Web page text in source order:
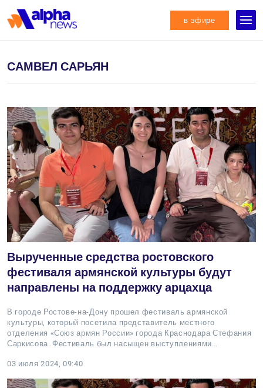
в эфире
САМВЕЛ САРЬЯН
Вырученные средства ростовского
фестиваля армянской культуры будут
направлены на поддержку арцахца
В городе Ростове-на-Дону прошел фестиваль армянской
культуры, который посетила представитель местного
отделения «Союз армян России» города Краснодара Стефания
Саркисова. Фестиваль был насыщен выступлениями…
03 июля 2024, 09:40